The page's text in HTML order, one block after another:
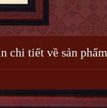
chi tiết về sản phẩm